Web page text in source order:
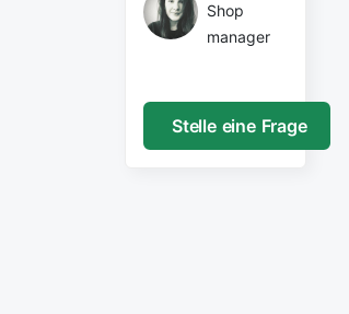
Shop
manager
Stelle eine Frage